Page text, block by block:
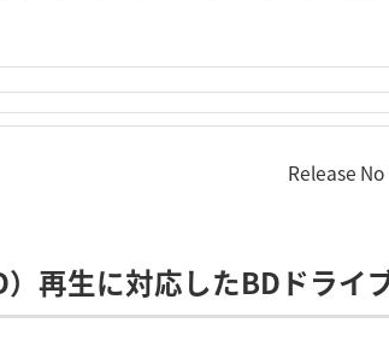
Release
再生に対応したBDドライブ